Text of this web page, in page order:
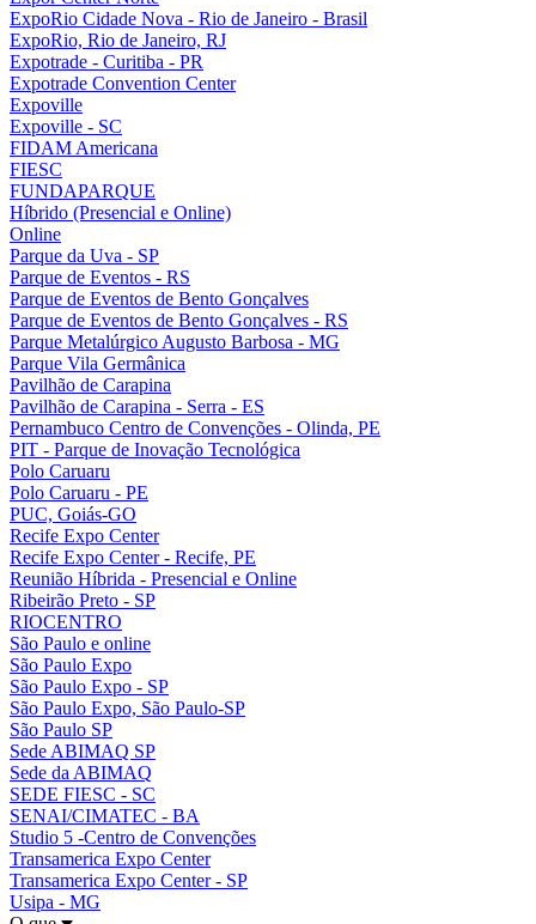
ExpoRio Cidade Nova - Rio de Janeiro - Brasil
ExpoRio, Rio de Janeiro, RJ
Expotrade - Curitiba - PR
Expotrade Convention Center
Expoville
Expoville - SC
FIDAM Americana
FIESC
FUNDAPARQUE
Híbrido (Presencial e Online)
Online
Parque da Uva - SP
Parque de Eventos - RS
Parque de Eventos de Bento Gonçalves
Parque de Eventos de Bento Gonçalves - RS
Parque Metalúrgico Augusto Barbosa - MG
Parque Vila Germânica
Pavilhão de Carapina
Pavilhão de Carapina - Serra - ES
Pernambuco Centro de Convenções - Olinda, PE
PIT - Parque de Inovação Tecnológica
Polo Caruaru
Polo Caruaru - PE
PUC, Goiás-GO
Recife Expo Center
Recife Expo Center - Recife, PE
Reunião Híbrida - Presencial e Online
Ribeirão Preto - SP
RIOCENTRO
São Paulo e online
São Paulo Expo
São Paulo Expo - SP
São Paulo Expo, São Paulo-SP
São Paulo SP
Sede ABIMAQ SP
Sede da ABIMAQ
SEDE FIESC - SC
SENAI/CIMATEC - BA
Studio 5 -Centro de Convenções
Transamerica Expo Center
Transamerica Expo Center - SP
Usipa - MG